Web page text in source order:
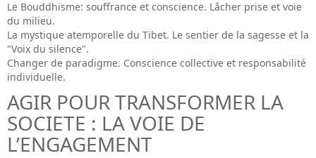
Le Bouddhisme: souffrance et conscience. Lâcher prise et voie
du milieu.
La mystique atemporelle du Tibet. Le sentier de la sagesse et la
"Voix du silence".
Changer de paradigme. Conscience collective et responsabilité
individuelle.
AGIR POUR TRANSFORMER LA
SOCIETE : LA VOIE DE
L’ENGAGEMENT